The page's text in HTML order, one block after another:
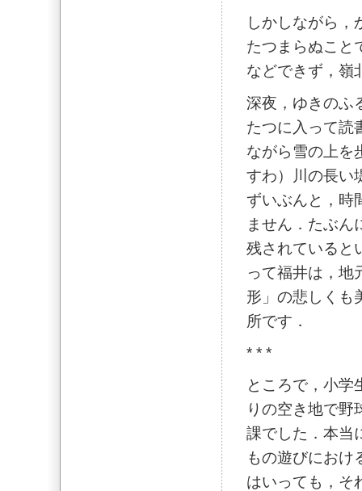
しかしながら，
たつまらぬこと
などできず，嶺
深夜，ゆきのふ
たつに入って読
ながら雪の上を
すわ）川の長い
ずいぶんと，時
ません．たぶん
残されていると
って福井は，地
形」の悲しくも
所です．
* * *
ところで，小学
りの空き地で野
課でした．本当
もの遊びにおけ
はいっても，そ